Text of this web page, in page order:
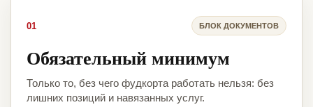
01 БЛОК ДОКУМЕНТОВ
Обязательный минимум
Только то, без чего фудкорта работать нельзя: без
лишних позиций и навязанных услуг.